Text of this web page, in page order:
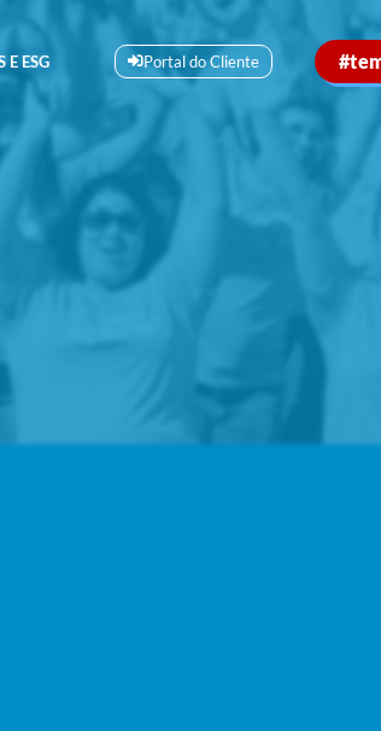
E ESG Portal do Cliente